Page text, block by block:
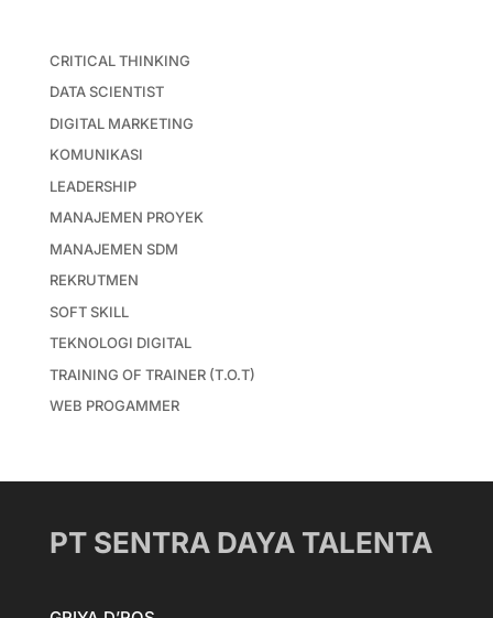
CRITICAL THINKING
DATA SCIENTIST
DIGITAL MARKETING
KOMUNIKASI
LEADERSHIP
MANAJEMEN PROYEK
MANAJEMEN SDM
REKRUTMEN
SOFT SKILL
TEKNOLOGI DIGITAL
TRAINING OF TRAINER (T.O.T)
WEB PROGAMMER
PT SENTRA DAYA TALENTA